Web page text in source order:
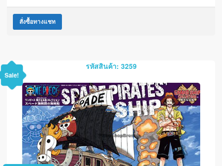
สั่งซื้อทางแชท
รหัสสินค้า: 3259
Sale!